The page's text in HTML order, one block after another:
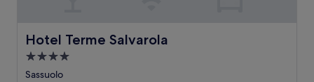
Hotel Terme Salvarola
Hotel Terme Salvarola
Hébergement
4.0 étoiles
Sassuolo